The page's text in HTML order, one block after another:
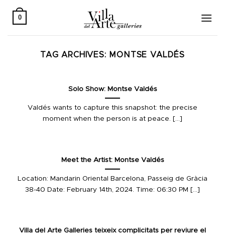
0
TAG ARCHIVES: MONTSE VALDÉS
Solo Show: Montse Valdés
Valdés wants to capture this snapshot: the precise
moment when the person is at peace. [...]
Meet the Artist: Montse Valdés
Location: Mandarin Oriental Barcelona, Passeig de Gràcia
38-40 Date: February 14th, 2024. Time: 06:30 PM [...]
Villa del Arte Galleries teixeix complicitats per reviure el